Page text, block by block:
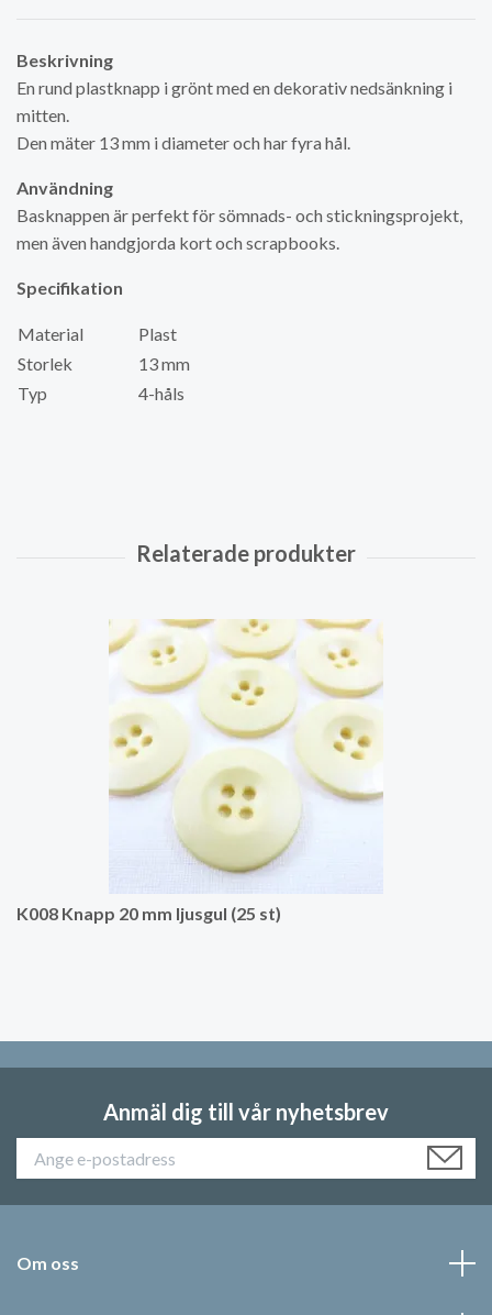
Beskrivning
En rund plastknapp i grönt med en dekorativ nedsänkning i
mitten.
Den mäter 13 mm i diameter och har fyra hål.
Användning
Basknappen är perfekt för sömnads- och stickningsprojekt,
men även handgjorda kort och scrapbooks.
Specifikation
Material
Plast
Storlek
13 mm
Typ
4-håls
K008 Knapp 20 mm ljusgul (25 st)
Anmäl dig till vår nyhetsbrev
Om oss